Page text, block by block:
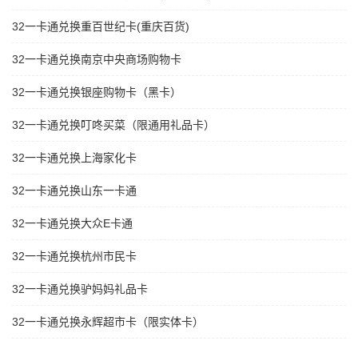
32一卡通兑换重百世纪卡(重庆百货)
32一卡通兑换南京中央商场购物卡
32一卡通兑换银座购物卡（黑卡）
32一卡通兑换叮咚买菜（限通用礼品卡）
32一卡通兑换上海家化卡
32一卡通兑换山东一卡通
32一卡通兑换大众E卡通
32一卡通兑换杭州市民卡
32一卡通兑换驴妈妈礼品卡
32一卡通兑换永辉超市卡（限实体卡）